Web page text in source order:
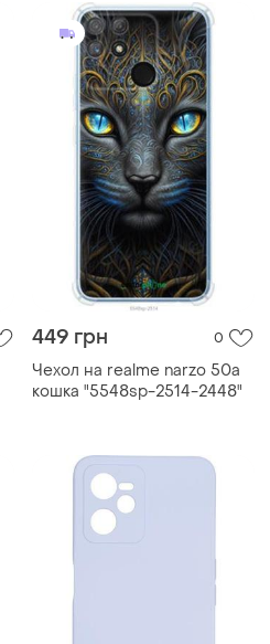
449 грн 0
Чехол на realme narzo 50a
кошка "5548sp-2514-2448"